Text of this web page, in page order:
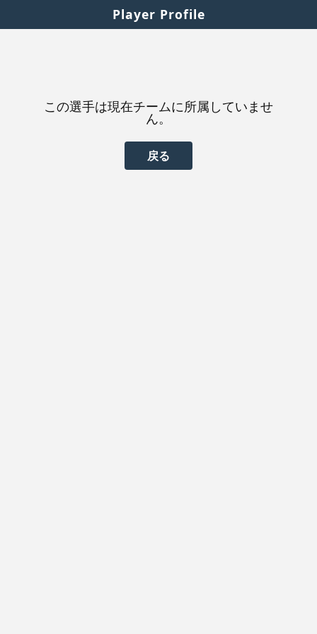
Player Profile
この選手は現在チームに所属していませ
ん。
戻る